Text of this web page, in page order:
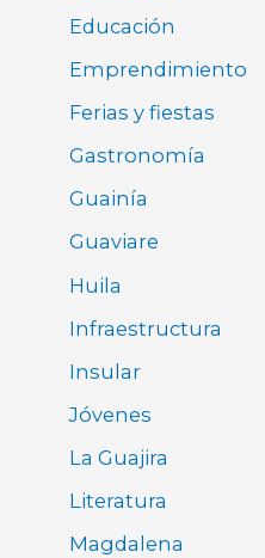
Educación
Emprendimiento
Ferias y fiestas
Gastronomía
Guainía
Guaviare
Huila
Infraestructura
Insular
Jóvenes
La Guajira
Literatura
Magdalena